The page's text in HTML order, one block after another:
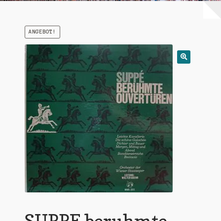
Mein Konto
ANGEBOT!